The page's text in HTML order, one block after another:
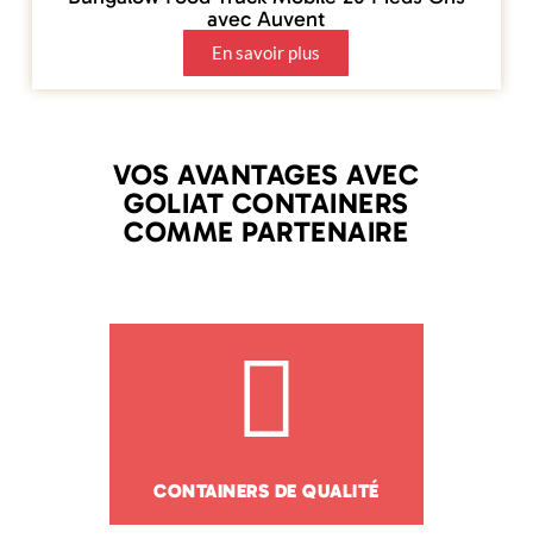
avec Auvent
En savoir plus
VOS AVANTAGES AVEC
GOLIAT CONTAINERS
COMME PARTENAIRE
CONTAINERS DE QUALITÉ